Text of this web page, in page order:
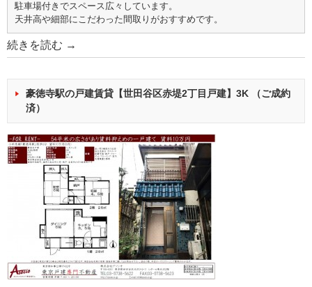
駐車場付きでスペース広々しています。
天井高や細部にこだわった間取りがおすすめです。
続きを読む →
豪徳寺駅の戸建賃貸【世田谷区赤堤2丁目戸建】3K （ご成約
済）